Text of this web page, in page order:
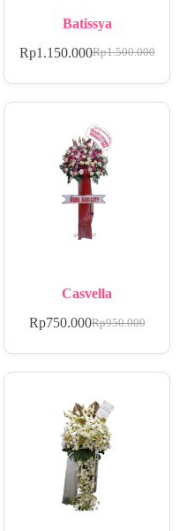
Batissya
Rp1.500.000
Rp1.150.000
Casvella
Rp950.000
Rp750.000